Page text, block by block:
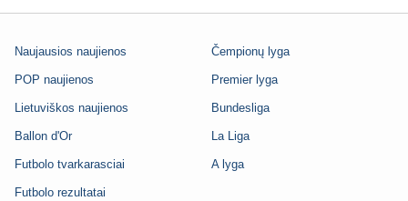
Naujausios naujienos
POP naujienos
Lietuviškos naujienos
Ballon d'Or
Futbolo tvarkarasciai
Futbolo rezultatai
Čempionų lyga
Premier lyga
Bundesliga
La Liga
A lyga